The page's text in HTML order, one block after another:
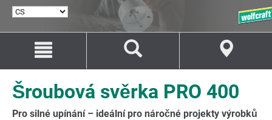
Obsah
Navigaci
Šroubová svěrka PRO 400
Pro silné upínání – ideální pro náročné projekty výrobků